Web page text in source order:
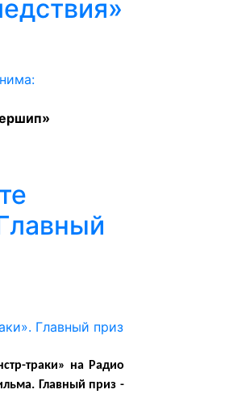
траки» на Радио
Главный приз -